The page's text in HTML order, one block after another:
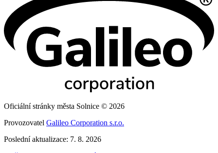
Oficiální stránky města Solnice © 2026
Provozovatel Galileo Corporation s.r.o.
Poslední aktualizace: 7. 8. 2026